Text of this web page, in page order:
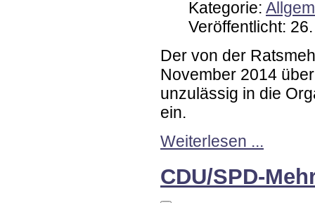
Kategorie:
Veröffentlicht:
Der von der
November 2014
unzulässig in die
ein.
Weiterlesen ...
CDU/SPD-